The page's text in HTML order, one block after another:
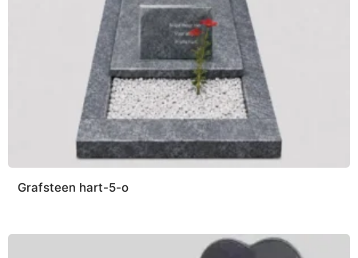
Grafsteen hart-5-o